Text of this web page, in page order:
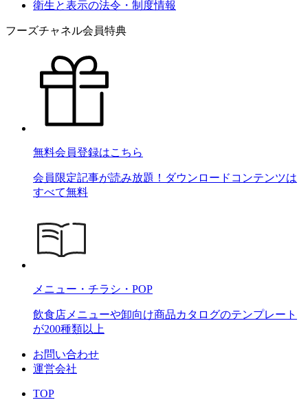
衛生と表示の法令・制度情報
フーズチャネル会員特典
無料会員登録はこちら
会員限定記事が読み放題！ダウンロードコンテンツは
すべて無料
メニュー・チラシ・POP
飲食店メニューや卸向け商品カタログのテンプレート
が200種類以上
お問い合わせ
運営会社
TOP